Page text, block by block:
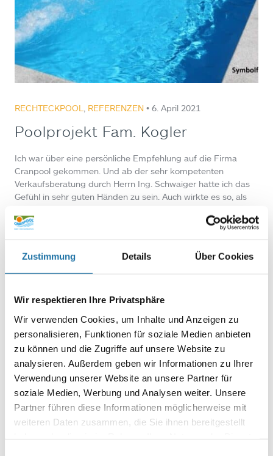
Zustimmung Details Über Cookies
Wir respektieren Ihre Privatsphäre
Wir verwenden Cookies, um Inhalte und Anzeigen zu
personalisieren, Funktionen für soziale Medien anbieten
zu können und die Zugriffe auf unsere Website zu
analysieren. Außerdem geben wir Informationen zu Ihrer
Verwendung unserer Website an unsere Partner für
soziale Medien, Werbung und Analysen weiter. Unsere
Partner führen diese Informationen möglicherweise mit
weiteren Daten zusammen, die Sie ihnen bereitgestellt
RECHTECKPOOL REFERENZEN • 6. April 2021
Poolprojekt Fam. Kogler
Ich war über eine persönliche Empfehlung auf die Firma
Cranpool gekommen. Und ab der sehr kompetenten
Verkaufsberatung durch Herrn Ing. Schwaiger hatte ich das
Gefühl in sehr guten Händen zu sein. Auch wirkte es so, als
Autor:
Gerhard Schwaiger
Letzte Artikel